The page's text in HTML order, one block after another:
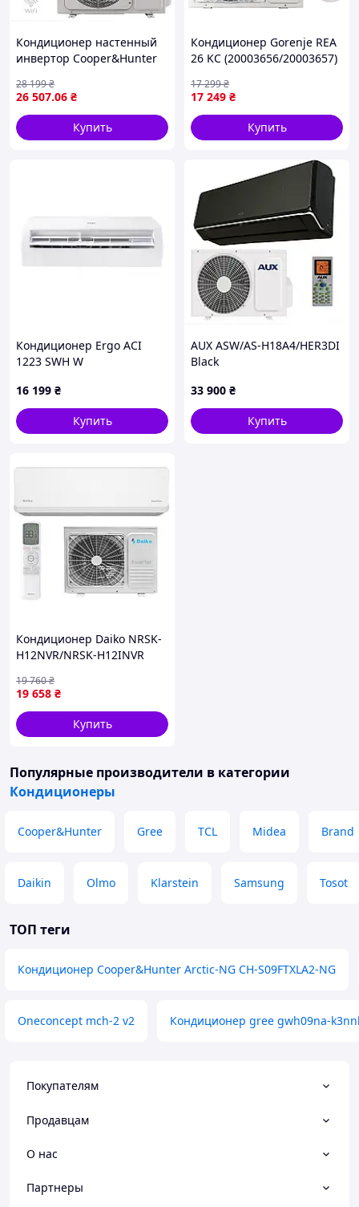
Кондиционер настенный
инвертор Cooper&Hunter
26 507.06 ₴
28 199₴
Купить
Кондиционер Gorenje REA
26 KC (20003656/20003657)
17 249 ₴
17 299₴
Купить
Кондиционер Ergo ACI
1223 SWН W
16 199 ₴
Купить
AUX ASW/AS-H18A4/HER3DI
Black
33 900 ₴
Купить
Кондиционер Daiko NRSK-
H12NVR/NRSK-H12INVR
19 658 ₴
19 760₴
Купить
Популярные производители в категории
Кондиционеры
Cooper&Hunter Gree TCL Midea Brand
Daikin Olmo Klarstein Samsung Tosot
ТОП теги
Кондиционер Cooper&Hunter Arctic-NG CH-S09FTXLA2-NG
Oneconcept mch-2 v2 Кондиционер gree gwh09na-
Покупателям
Продавцам
О нас
Партнеры